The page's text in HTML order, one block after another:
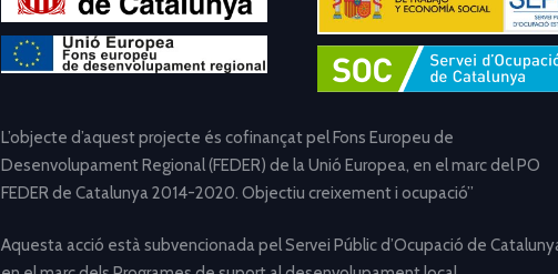
L’objecte d’aquest projecte és cofinançat pel Fons Europeu de
Desenvolupament Regional (FEDER) de la Unió Europea, en el marc del PO
FEDER de Catalunya 2014-2020. Objectiu creixement i ocupació”
Aquesta acció està subvencionada pel Servei Públic d’Ocupació de